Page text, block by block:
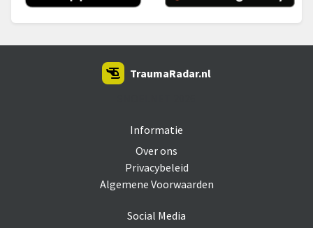
Informatie
Over ons
Privacybeleid
Algemene Voorwaarden
Social Media
TraumaRadar.nl